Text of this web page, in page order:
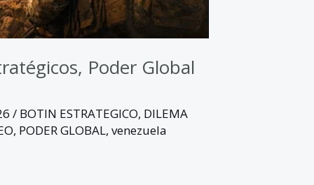
Poder Global
/ BOTIN ESTRATEGICO, DILEMA
, PODER GLOBAL, venezuela